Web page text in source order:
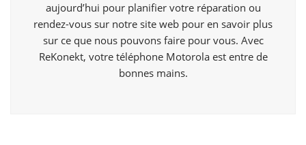
aujourd’hui pour planifier votre réparation ou
rendez-vous sur notre site web pour en savoir plus
sur ce que nous pouvons faire pour vous. Avec
ReKonekt, votre téléphone Motorola est entre de
bonnes mains.